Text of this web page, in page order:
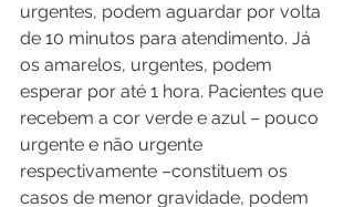
urgentes, podem aguardar por volta
de 10 minutos para atendimento. Já
os amarelos, urgentes, podem
esperar por até 1 hora. Pacientes que
recebem a cor verde e azul – pouco
urgente e não urgente
respectivamente –constituem os
casos de menor gravidade, podem